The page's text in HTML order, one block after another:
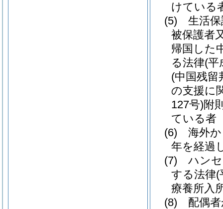
けている
(5)
生活
被保護者
帰国した
る法律(平
(中国残留
の支援に
127号)附
ている者
(6)
海外
年を経過
(7)
ハン
する法律(
療養所入
(8)
配偶